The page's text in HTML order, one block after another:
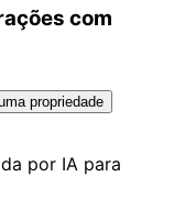
com
propriedade
por IA para